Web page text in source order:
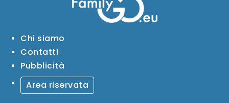
Chi siamo
Contatti
Pubblicità
Area riservata